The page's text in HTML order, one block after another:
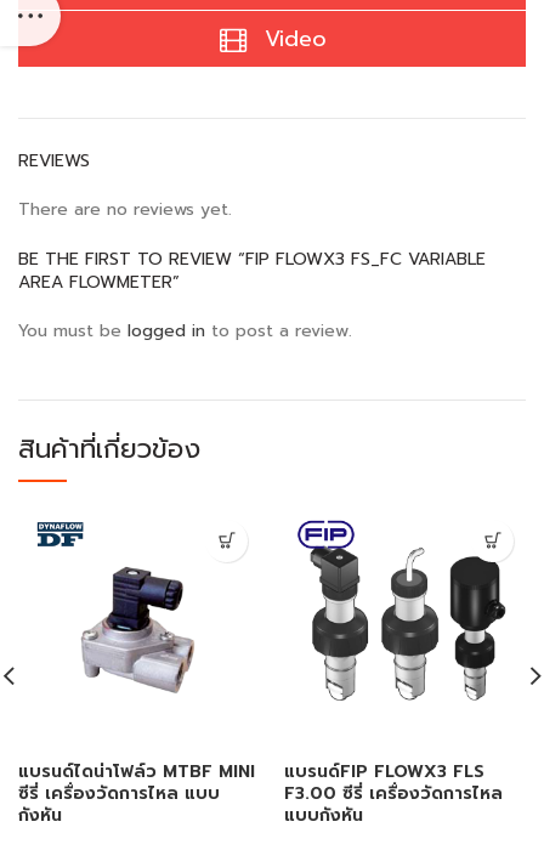
Video
REVIEWS
There are no reviews yet.
BE THE FIRST TO REVIEW “FIP FLOWX3 FS_FC VARIABLE
AREA FLOWMETER”
You must be logged in to post a review.
สินค้าที่เกี่ยวข้อง
แบรนด์ไดน่าโฟล์ว MTBF MINI
ซีรี่ เครื่องวัดการไหล แบบ
กังหัน
แบรนด์FIP FLOWX3 FLS
F3.00 ซีรี่ เครื่องวัดการไหล
แบบกังหัน